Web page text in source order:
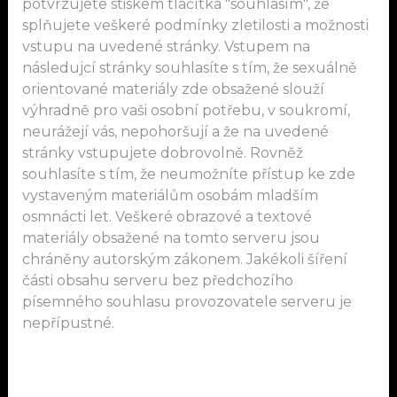
potvrzujete stiskem tlačítka "souhlasím", že
splňujete veškeré podmínky zletilosti a možnosti
vstupu na uvedené stránky. Vstupem na
následujcí stránky souhlasíte s tím, že sexuálně
orientované materiály zde obsažené slouží
výhradně pro vaši osobní potřebu, v soukromí,
neurážejí vás, nepohoršují a že na uvedené
stránky vstupujete dobrovolně. Rovněž
souhlasíte s tím, že neumožníte přístup ke zde
vystaveným materiálům osobám mladším
osmnácti let. Veškeré obrazové a textové
materiály obsažené na tomto serveru jsou
chráněny autorským zákonem. Jakékoli šíření
části obsahu serveru bez předchozího
písemného souhlasu provozovatele serveru je
nepřípustné.
psychikou i tělem. Hledáš-li víc než jen
povrchní lekci, intenzitu, přítomnost a
skutečné propojení, jsi na správném místě.
PRAKTIKY: Roleplays, foot worship, body
worship, piss, facesitting, trampling, teasing &
denial, pegging/strap-on, fisting, bondage,
breathplay, spanking, CBT, elektro, clinic play,
dilatace, jehly, senzorická deprivace, vakuová
postel, feminizace, ABDL, pet play, a další
praktiky. Co tě z toho láká nejvíc?
NEDĚLÁM : facesitting bez prádla, sexuální
praktiky, kaviár